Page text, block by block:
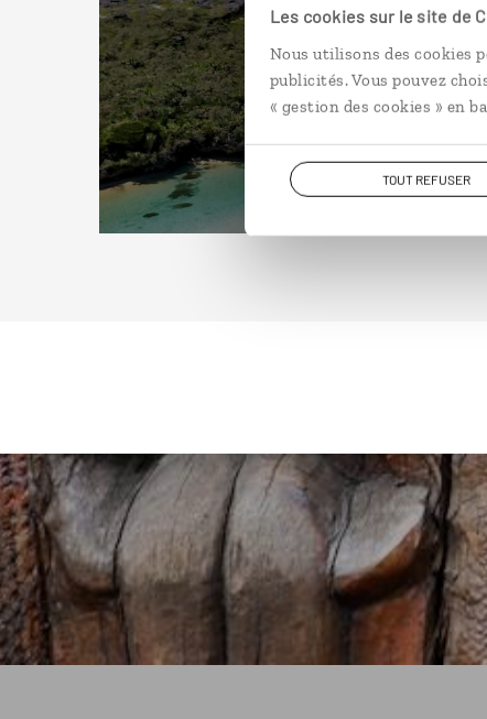
Les cookies sur le site de
Nous utilisons des cookies
publicités. Vous pouvez
« gestion des cookies » en
TOUT REFUSER